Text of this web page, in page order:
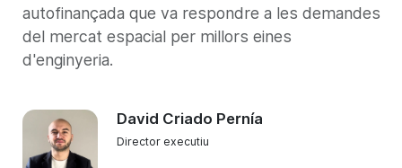
autofinançada que va respondre a les demandes
del mercat espacial per millors eines
d'enginyeria.
David Criado Pernía
Director executiu